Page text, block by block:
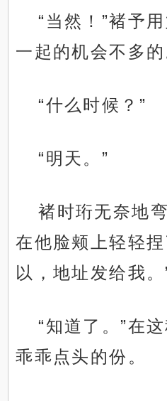
“当然！”褚予
一起的机会不多的
“什么时候？”
“明天。”
褚时珩无奈地
在他脸颊上轻轻
以，地址发给我。
“知道了。”在
乖乖点头的份。